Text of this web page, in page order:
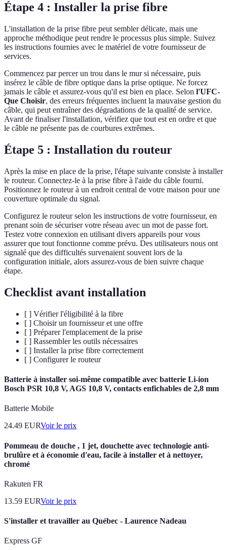
Étape 4 : Installer la prise fibre
L'installation de la prise fibre peut sembler délicate, mais une
approche méthodique peut rendre le processus plus simple. Suivez
les instructions fournies avec le matériel de votre fournisseur de
services.
Commencez par percer un trou dans le mur si nécessaire, puis
insérez le câble de fibre optique dans la prise optique. Ne forcez
jamais le câble et assurez-vous qu'il est bien en place. Selon l'UFC-
Que Choisir, des erreurs fréquentes incluent la mauvaise gestion du
câble, qui peut entraîner des dégradations de la qualité de service.
Avant de finaliser l'installation, vérifiez que tout est en ordre et que
le câble ne présente pas de courbures extrêmes.
Étape 5 : Installation du routeur
Après la mise en place de la prise, l'étape suivante consiste à installer
le routeur. Connectez-le à la prise fibre à l'aide du câble fourni.
Positionnez le routeur à un endroit central de votre maison pour une
couverture optimale du signal.
Configurez le routeur selon les instructions de votre fournisseur, en
prenant soin de sécuriser votre réseau avec un mot de passe fort.
Testez votre connexion en utilisant divers appareils pour vous
assurer que tout fonctionne comme prévu. Des utilisateurs nous ont
signalé que des difficultés survenaient souvent lors de la
configuration initiale, alors assurez-vous de bien suivre chaque
étape.
Checklist avant installation
[ ] Vérifier l'éligibilité à la fibre
[ ] Choisir un fournisseur et une offre
[ ] Préparer l'emplacement de la prise
[ ] Rassembler les outils nécessaires
[ ] Installer la prise fibre correctement
[ ] Configurer le routeur
Batterie à installer soi-même compatible avec batterie Li-ion
Bosch PSR 10,8 V, AGS 10,8 V, contacts enfichables de 2,8 mm
Batterie Mobile
24.49 EURVoir le prix
Pommeau de douche , 1 jet, douchette avec technologie anti-
brulûre et à économie d'eau, facile à installer et à nettoyer,
chromé
Rakuten FR
13.59 EURVoir le prix
S'installer et travailler au Québec - Laurence Nadeau
Express GF